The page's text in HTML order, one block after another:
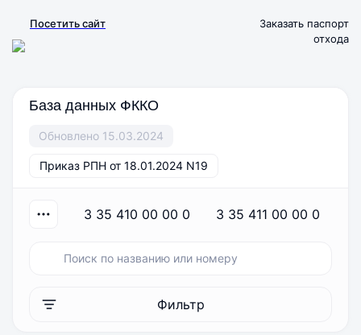
Посетить сайт
Заказать паспорт
отхода
База данных ФККО
Обновлено 15.03.2024
Приказ РПН от 18.01.2024 N19
3 35 410 00 00 0 3 35 411 00 00 0
Фильтр